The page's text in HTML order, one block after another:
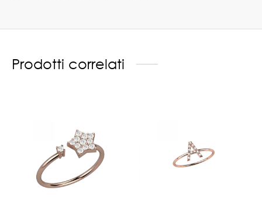
Prodotti correlati